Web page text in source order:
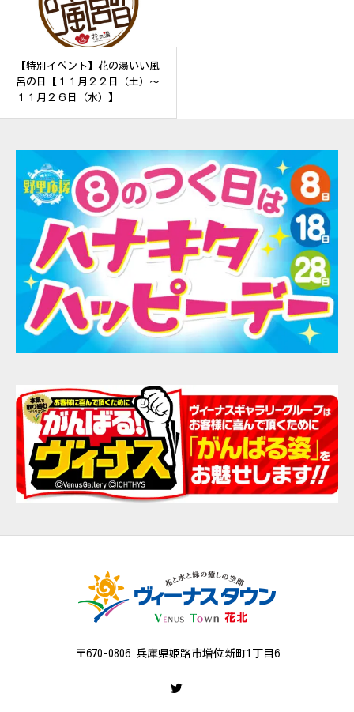
【特別イベント】花の湯いい風
呂の日【１１月２２日（土）～
１１月２６日（水）】
〒670-0806 兵庫県姫路市増位新町1丁目6